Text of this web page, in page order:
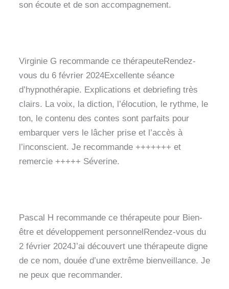
son écoute et de son accompagnement.
Virginie G recommande ce thérapeuteRendez-
vous du 6 février 2024Excellente séance
d’hypnothérapie. Explications et debriefing très
clairs. La voix, la diction, l’élocution, le rythme, le
ton, le contenu des contes sont parfaits pour
embarquer vers le lâcher prise et l’accès à
l’inconscient. Je recommande +++++++ et
remercie +++++ Séverine.
Pascal H recommande ce thérapeute pour Bien-
être et développement personnelRendez-vous du
2 février 2024J’ai découvert une thérapeute digne
de ce nom, douée d’une extrême bienveillance. Je
ne peux que recommander.